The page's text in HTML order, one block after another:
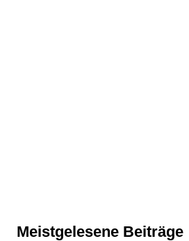
Meistgelesene Beiträge